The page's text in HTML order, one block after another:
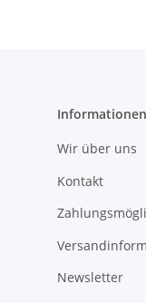
Informationen
Wir über uns
Kontakt
Newsletter